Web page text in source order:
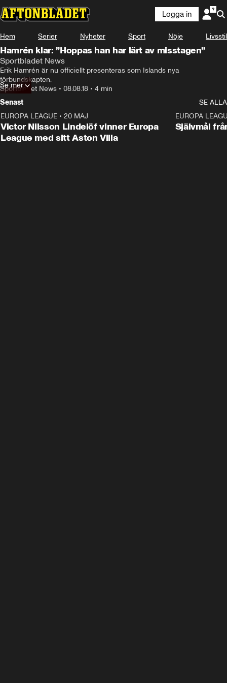
Logga in
Hem Serier Nyheter Sport Nöje Livsstil
Hamrén klar: ”Hoppas han har lärt av misstagen”
Sportbladet News
Erik Hamrén är nu officiellt presenteras som Islands nya
förbundskapten.
Sportbladet News • 08.08.18 • 4 min
Se mer
Senast
SE ALLA
EUROPA LEAGUE • 20 MAJ
Victor Nilsson Lindelöf vinner Europa
League med sitt Aston Villa
EUROPA
Självmål